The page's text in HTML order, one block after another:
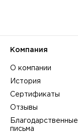
Компания
О компании
История
Сертификаты
Отзывы
Благодарственные
письма